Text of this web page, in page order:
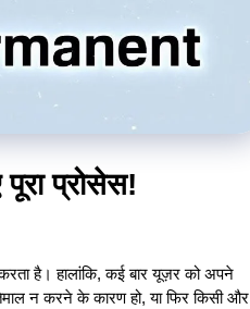
प्रोसेस!
है। हालांकि, कई बार यूज़र को अपने
न करने के कारण हो, या फिर किसी और